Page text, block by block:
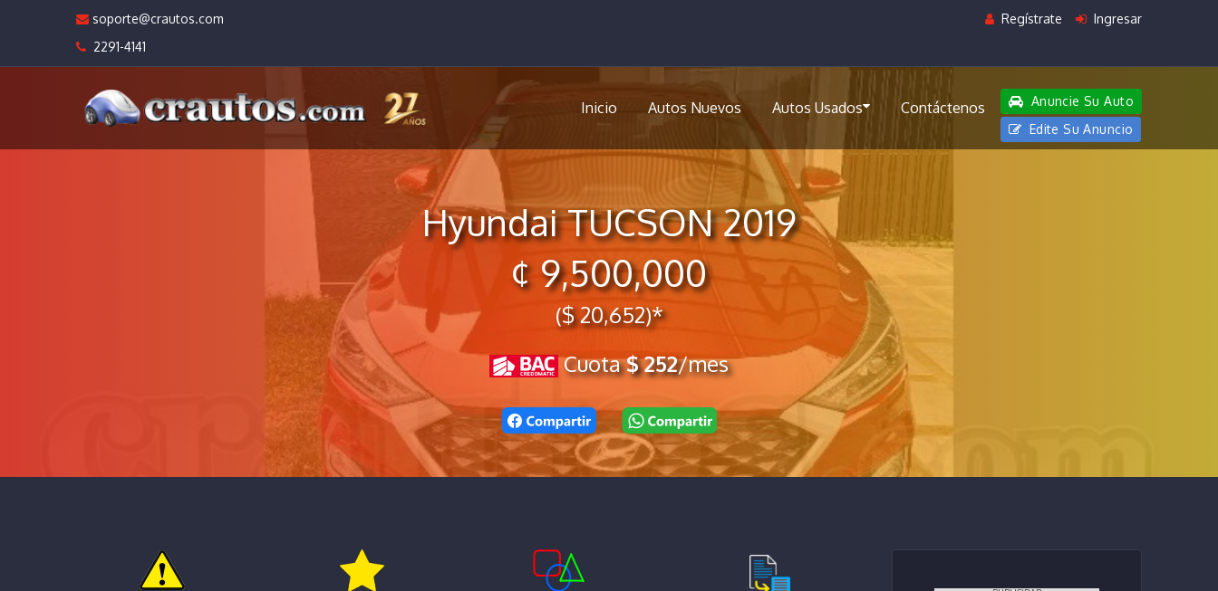
soporte@crautos.com
2291-4141
Regístrate Ingresar
Inicio Autos Nuevos Autos Usados Contáctenos
Anuncie Su Auto
Edite Su Anuncio
Hyundai TUCSON 2019
¢ 9,500,000
($ 20,652)*
Cuota$ 252/mes